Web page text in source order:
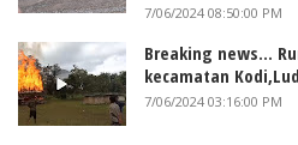
7/06/2024 08:50:00 PM
Breaking news...
kecamatan
7/06/2024 03:16:00 PM